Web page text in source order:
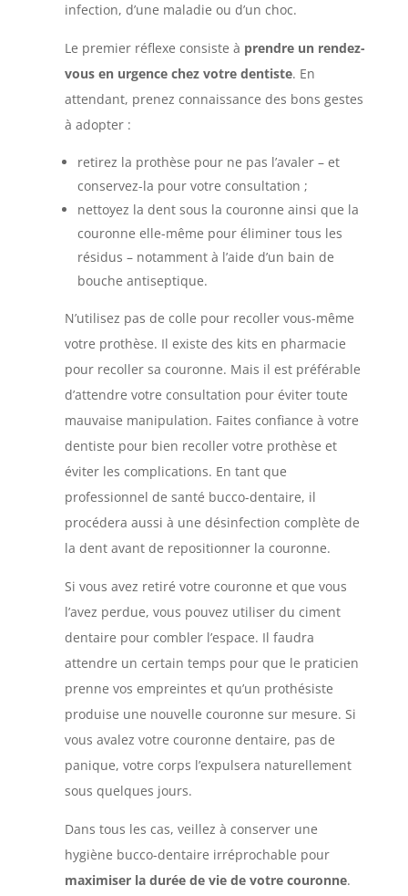
infection, d’une maladie ou d’un choc.
Le premier réflexe consiste à prendre un rendez-
vous en urgence chez votre dentiste. En
attendant, prenez connaissance des bons gestes
à adopter :
retirez la prothèse pour ne pas l’avaler – et
conservez-la pour votre consultation ;
nettoyez la dent sous la couronne ainsi que la
couronne elle-même pour éliminer tous les
résidus – notamment à l’aide d’un bain de
bouche antiseptique.
N’utilisez pas de colle pour recoller vous-même
votre prothèse. Il existe des kits en pharmacie
pour recoller sa couronne. Mais il est préférable
d’attendre votre consultation pour éviter toute
mauvaise manipulation. Faites confiance à votre
dentiste pour bien recoller votre prothèse et
éviter les complications. En tant que
professionnel de santé bucco-dentaire, il
procédera aussi à une désinfection complète de
la dent avant de repositionner la couronne.
Si vous avez retiré votre couronne et que vous
l’avez perdue, vous pouvez utiliser du ciment
dentaire pour combler l’espace. Il faudra
attendre un certain temps pour que le praticien
prenne vos empreintes et qu’un prothésiste
produise une nouvelle couronne sur mesure. Si
vous avalez votre couronne dentaire, pas de
panique, votre corps l’expulsera naturellement
sous quelques jours.
Dans tous les cas, veillez à conserver une
hygiène bucco-dentaire irréprochable pour
maximiser la durée de vie de votre couronne.